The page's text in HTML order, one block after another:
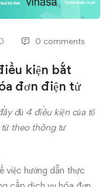
0 comments
kiện bắt
đơn điện tử
đủ 4 điều kiện của tổ
theo thông tư
việc hướng dẫn thực